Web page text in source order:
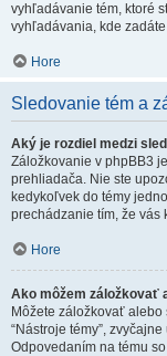
vyhľadávanie tém, ktoré
vyhľadávania, kde
Hore
Sledovanie tém a
Aký je rozdiel medzi
Záložkovanie v phpBB3
prehliadača. Nie ste
kedykoľvek do témy
prechádzanie tím, že vás
Hore
Ako môžem záložkovať
Môžete záložkovať
“Nástroje témy”,
Odpovedaním na tému